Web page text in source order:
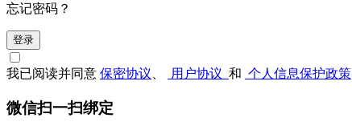
忘记密码？
登录
我已阅读并同意 保密协议 用户协议 和 个人信息保护政策
微信扫一扫绑定